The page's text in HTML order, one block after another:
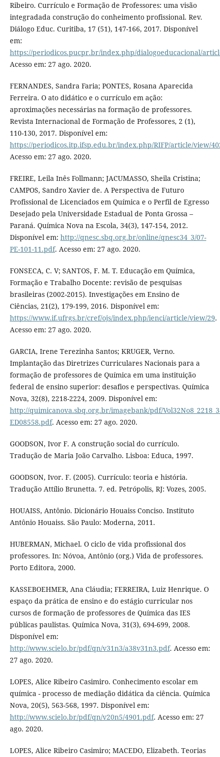
Ribeiro. Currículo e Formação de Professores: uma visão
integradada construção do conheimento profissional. Rev.
Diálogo Educ. Curitiba, 17 (51), 147-166, 2017. Disponível
em:
https://periodicos.pucpr.br/index.php/dialogoeducacional/
Acesso em: 27 ago. 2020.
FERNANDES, Sandra Faria; PONTES, Rosana Aparecida
Ferreira. O ato didático e o currículo em ação:
aproximações necessárias na formação de professores.
Revista Internacional de Formação de Professores, 2 (1),
110-130, 2017. Disponível em:
https://periodicos.itp.ifsp.edu.br/index.php/RIFP/article/view/
Acesso em: 27 ago. 2020.
FREIRE, Leila Inês Follmann; JACUMASSO, Sheila Cristina;
CAMPOS, Sandro Xavier de. A Perspectiva de Futuro
Profissional de Licenciados em Química e o Perfil de Egresso
Desejado pela Universidade Estadual de Ponta Grossa –
Paraná. Química Nova na Escola, 34(3), 147-154, 2012.
Disponível em: http://qnesc.sbq.org.br/online/qnesc34_3/07-
PE-101-11.pdf. Acesso em: 27 ago. 2020.
FONSECA, C. V; SANTOS, F. M. T. Educação em Química,
Formação e Trabalho Docente: revisão de pesquisas
brasileiras (2002-2015). Investigações em Ensino de
Ciências, 21(2), 179-199, 2016. Disponível em:
https://www.if.ufrgs.br/cref/ojs/index.php/ienci/article/view/29.
Acesso em: 27 ago. 2020.
GARCIA, Irene Terezinha Santos; KRUGER, Verno.
Implantação das Diretrizes Curriculares Nacionais para a
formação de professores de Química em uma instituição
federal de ensino superior: desafios e perspectivas. Química
Nova, 32(8), 2218-2224, 2009. Disponível em:
http://quimicanova.sbq.org.br/imagebank/pdf/
ED08558.pdf. Acesso em: 27 ago. 2020.
GOODSON, Ivor F. A construção social do currículo.
Tradução de Maria João Carvalho. Lisboa: Educa, 1997.
GOODSON, Ivor. F. (2005). Currículo: teoria e história.
Tradução Attílio Brunetta. 7. ed. Petrópolis, RJ: Vozes, 2005.
HOUAISS, Antônio. Dicionário Houaiss Conciso. Instituto
Antônio Houaiss. São Paulo: Moderna, 2011.
HUBERMAN, Michael. O ciclo de vida profissional dos
professores. In: Nóvoa, Antônio (org.) Vida de professores.
Porto Editora, 2000.
KASSEBOEHMER, Ana Cláudia; FERREIRA, Luiz Henrique. O
espaço da prática de ensino e do estágio curricular nos
cursos de formação de professores de Química das IES
públicas paulistas. Química Nova, 31(3), 694-699, 2008.
Disponível em:
http://www.scielo.br/pdf/qn/v31n3/a38v31n3.pdf. Acesso em:
27 ago. 2020.
LOPES, Alice Ribeiro Casimiro. Conhecimento escolar em
química - processo de mediação didática da ciência. Química
Nova, 20(5), 563-568, 1997. Disponível em:
http://www.scielo.br/pdf/qn/v20n5/4901.pdf. Acesso em: 27
ago. 2020.
LOPES, Alice Ribeiro Casimiro; MACEDO, Elizabeth. Teorias